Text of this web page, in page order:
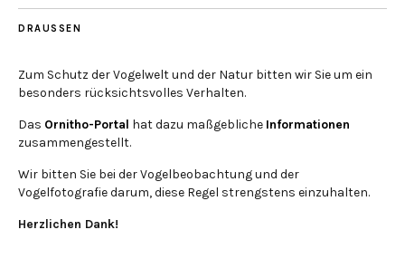
DRAUSSEN
Zum Schutz der Vogelwelt und der Natur bitten wir Sie um ein
besonders rücksichtsvolles Verhalten.
Das Ornitho-Portal hat dazu maßgebliche Informationen
zusammengestellt.
Wir bitten Sie bei der Vogelbeobachtung und der
Vogelfotografie darum, diese Regel strengstens einzuhalten.
Herzlichen Dank!